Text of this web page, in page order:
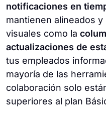
notificaciones en
mantienen alineados
visuales como la
actualizaciones de
tus empleados
mayoría de las
colaboración solo
superiores al plan